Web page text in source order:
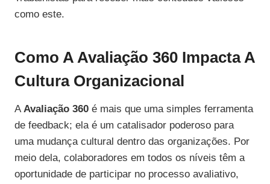
como este.
Como A Avaliação 360 Impacta A
Cultura Organizacional
AAvaliação 360 é mais que uma simples ferramenta
de feedback; ela é um catalisador poderoso para
uma mudança cultural dentro das organizações. Por
meio dela, colaboradores em todos os níveis têm a
oportunidade de participar no processo avaliativo,